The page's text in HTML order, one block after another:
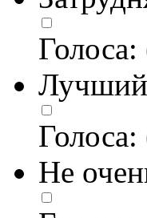
Голоса:
Лучший
Голоса:
Не